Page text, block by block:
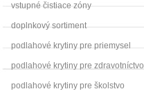
vstupné čistiace zóny
doplnkový sortiment
podlahové krytiny pre priemysel
podlahové krytiny pre zdravotníctvo
podlahové krytiny pre školstvo